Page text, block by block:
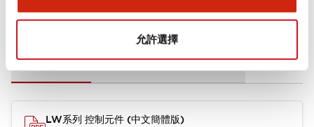
允許選擇
文件和檔案
型錄和宣傳手冊 CAD檔 認證與標準 技術文件
LW系列 控制元件 (中文簡體版)